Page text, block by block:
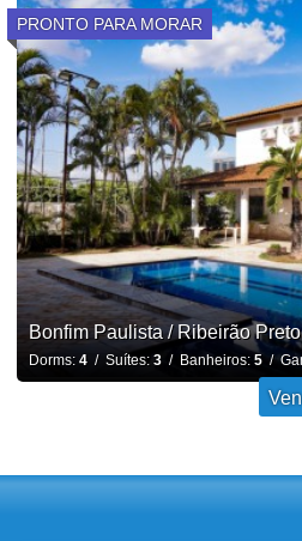
PRONTO PARA MORAR
Bonfim Paulista / Ribeirão
Dorms: 4/ Suítes: 3/ Banheiros: 5/